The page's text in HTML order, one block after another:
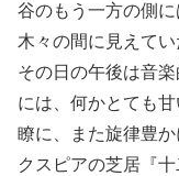
谷のもう一方の側に
木々の間に見えて
その日の午後は音
には、何かとても
瞭に、また旋律豊
クスピアの芝居『